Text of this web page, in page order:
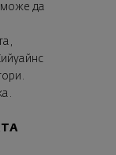
може да